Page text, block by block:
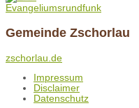
Evangeliumsrundfunk
Gemeinde Zschorlau
zschorlau.de
Impressum
Disclaimer
Datenschutz